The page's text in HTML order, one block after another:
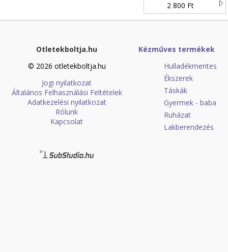
2 800 Ft
Otletekboltja.hu
© 2026 otletekboltja.hu
Jogi nyilatkozat
Általános Felhasználási Feltételek
Adatkezelési nyilatkozat
Rólunk
Kapcsolat
Kézműves termékek
Hulladékmentes
Ékszerek
Táskák
Gyermek - baba
Ruházat
Lakberendezés